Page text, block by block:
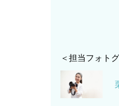
＜担当フォト